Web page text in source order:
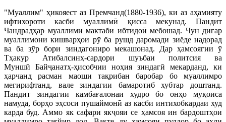
"Муаллим" ҳикояест аз Премчанд(1880-1936), ки аз аҳамияту
ифтихороти касби муаллимӣ қисса мекунад. Пандит
Чандрадҳар муаллими мактаби ибтидоӣ мебошад. Чун дигар
муаллимони кишварҳои рӯ ба рушд даромади зиёде надорад
ва ба зӯр бори зиндагониро мекашонад. Дар ҳамсоягии ӯ
Тҳакур Атибалсинҳ-сардори шуъбаи политсия ва
Муншӣ Байҷанатҳ-ҳисобчии ноҳия зиндагӣ мекарданд, ки
ҳарчанд расман маоши тақрибан баробар бо муаллимро
мегирифтанд, вале зиндагии бамаротиб хубтар доштанд.
Пандит зиндагии камбағалонаи худро бо онҳо муқоиса
намуда, борҳо эҳсоси пушаймонӣ аз касби интихобкардаи худ
карда буд. Аммо як сафари якҷояи се ҳамсоя ин бардоштҳои